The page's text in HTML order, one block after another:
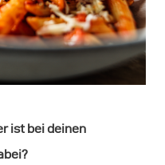
ist bei deinen